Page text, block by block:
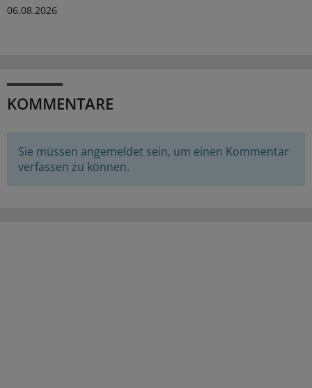
06.08.2026
KOMMENTARE
Sie müssen angemeldet sein, um einen Kommentar
verfassen zu können.